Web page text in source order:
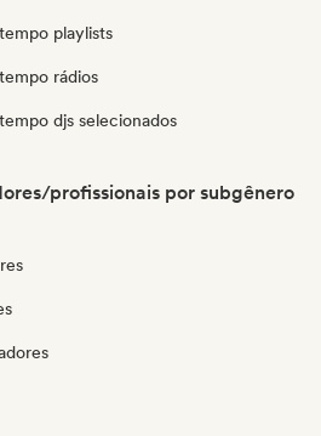
playlists
rádios
djs selecionados
profissionais por subgênero